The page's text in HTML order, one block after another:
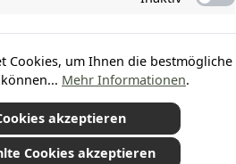
widerrufen
zzgl.Versandkostenund ggf.
Cookies, um Ihnen die bestmögliche
Mehr Informationen.
akzeptieren
Cookies akzeptieren